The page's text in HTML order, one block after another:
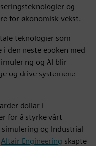
og
for økonomisk vekst.
teknologier som
den neste epoken med
og AI blir
og drive systemene
dollar i
for å styrke vårt
og Industrial
Altair Engineering skapte